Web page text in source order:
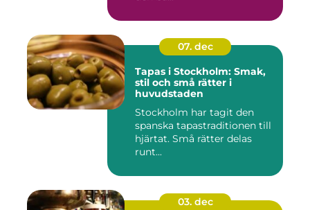
07. dec
Tapas i Stockholm: Smak,
stil och små rätter i
huvudstaden
Stockholm har tagit den
spanska tapastraditionen till
hjärtat. Små rätter delas
runt...
03. dec